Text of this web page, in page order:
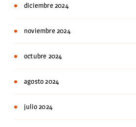
diciembre 2024
noviembre 2024
octubre 2024
agosto 2024
julio 2024